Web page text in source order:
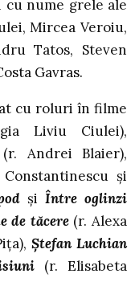
nume grele ale
Mircea Veroiu,
Tatos, Steven
Gavras.
cu roluri în filme
Liviu Ciulei),
Andrei Blaier),
şi
şiÎntre oglinzi
de tăcere(r. Alexa
Ştefan Luchian
(r. Elisabeta